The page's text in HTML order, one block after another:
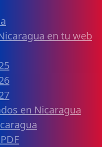
en tu web
en Nicaragua